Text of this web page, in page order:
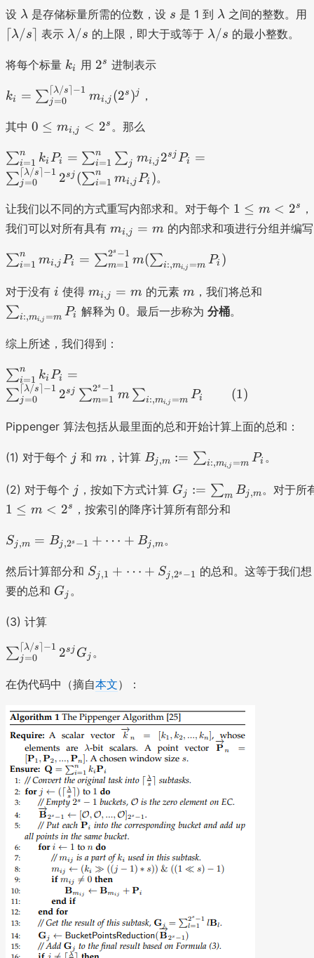
k
_i
_i
1
x
+
+
_
d
x
d
设 \l
a
m
b
a
λ 是存储标量所需的位数，设 s
s 是 1 到 \l
a
λ 之间的整数。用
l
⌈λ/s⌉ 表示 \l
m
d
/
λ/s 的上限，即大于或等于 \l
λ/s 的最小整数。
将每个标量 k
i
ki 用 2
s
2s 进制表示
k
=
s
u
m
_
{j
=
0
}
^
{
\l
ce
il
\l
a
m
d
a
/
s
\
rc
l -
}
m
{i
,j
}
2
^
s)
^j
ki = ∑j=0
⌈λ/s −1 mi,j (2s )j ，
其中 0
e
m
_
{i
,j
}
<
2
^
s
0 ≤ mi,j < 2s 。那么
\
s
u
m
_
{i
=
1
}
^
n
_i
P
_i
=
s
m
{i
=
}
n
\
u
_j
_
,j
}
^
_i
=
u
m
_
∑i=1
n ki Pi = ∑i=1
n ∑j mi,j 2sj Pi =
∑j =0
λ/s −1 2sj (∑i=1
n mi,jPi )。
让我们以不同的方式重写内部求和。对于每个 1
\l
e
2
1 ≤ m < 2s
，
我们可以对所有具有 m
{i
}
=
mi,j = m的内部求和项进行分组并编写
\
u
m
_
{i
=
1
}
^
n
m
_
{i
,j
}
P
_i
=
\
s
u
_
{
m
=
1
}
^
{
^
m
\
u
m
_
∑i=1
n mi,jPi = ∑m=1
2s −1 m(∑i:,mi, j =m Pi )
对于没有 i
i 使得 m
_
{i
,j
}
m
mi,j = m的元素 m
m，我们将总和
_
{i
,j
}
m
∑i:,mi, j =m Pi 解释为 0
0。最后一步称为 分桶。
综上所述，我们得到：
\
s
u
m
{i
1
}
^
n
k
_i
P
_i
=
\
s
u
m
{j
=
^
\l
ce
\l
m
b
d
a
/
∑i=1
n ki Pi =
∑j=0
λ/s −1 2sj ∑m=1
2s −1 m ∑i:,mi, j =m Pi (1)
Pippenger 算法包括从最里面的总和开始计算上面的总和：
(1) 对于每个 jj 和m
m ，计算B
{j
,
m
}
:
=
_
{i
,j
}
=
m
}
P
Bj,m := ∑i:,mi, j =m Pi 。
(2) 对于每个 jj ，按如下方式计算 G
_j
:
s
m
}
Gj := ∑m Bj,m。对于所
1
e
<
2
s
1 ≤ m < 2s ，按索引的降序计算所有部分和
S
{j
,
}
B
{j
^
s
1
+
ts
+
B
_
{j
Sj,m = Bj,2s −1 + ⋯ + Bj,m。
然后计算部分和 S
}
+
\
o
ts
+
S
_
{
j,
2
^
s
-
1
Sj,1 + ⋯ + Sj,2s −1 的总和。这等于我们想
要的总和 G
Gj 。
(3) 计算
\
u
_
{j
0
\l
ce
\l
a
m
b
d
∑j=0
λ/s −1 2sj Gj 。
在伪代码中（摘自本文）：